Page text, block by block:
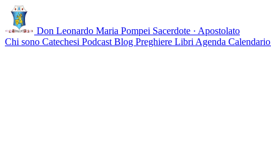
Don Leonardo Maria Pompei Sacerdote · Apostolato
Chi sono Catechesi Podcast Blog Preghiere Libri Agenda Calendario